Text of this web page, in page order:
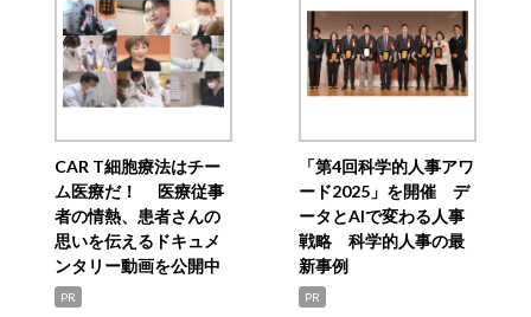
CAR T細胞療法はチー
ム医療だ！ 医療従事
者の情熱、患者さんの
思いを伝えるドキュメ
ンタリー動画を公開中
PR
「第4回科学的人事アワ
ード2025」を開催 デ
ータとAIで変わる人事
戦略 科学的人事の最
新事例
PR